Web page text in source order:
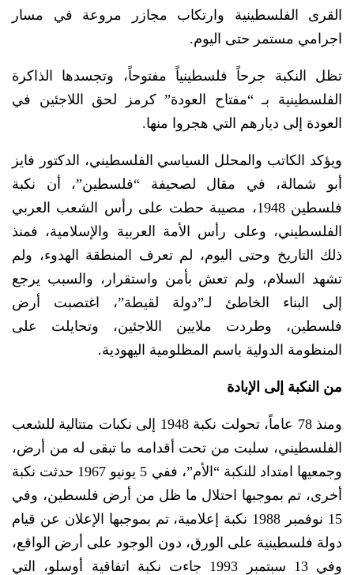
القرى الفلسطينية وارتكاب مجازر مروعة في مسار
اجرامي مستمر حتى اليوم.
تظل النكبة جرحاً فلسطينياً مفتوحاً، وتجسدها الذاكرة
الفلسطينية بـ “مفتاح العودة” كرمز لحق اللاجئين في
العودة إلى ديارهم التي هجروا منها.
ويؤكد الكاتب والمحلل السياسي الفلسطيني، الدكتور فايز
أبو شمالة، في مقال لصحيفة “فلسطين”، أن نكبة
فلسطين 1948، مصيبة حطت على رأس الشعب العربي
الفلسطيني، وعلى رأس الأمة العربية والإسلامية، فمنذ
ذلك التاريخ وحتى اليوم، لم تعرف المنطقة الهدوء، ولم
تشهد السلام، ولم تعش بأمن واستقرار، والسبب يرجع
إلى البناء الخاطئ لـ”دولة لقيطة”، اغتصبت أرض
فلسطين، وطردت ملايين اللاجئين، وتحايلت على
المنظومة الدولية باسم المظلومية اليهودية.
من النكبة إلى الإبادة
ومنذ 78 عاماً، تحولت نكبة 1948 إلى نكبات متتالية للشعب
الفلسطيني، سلبت من تحت أقدامه ما تبقى له من أرض،
وجمعيها امتداد للنكبة “الأم”، ففي 5 يونيو 1967 حدثت نكبة
أخرى، تم بموجبها احتلال ما ظل من أرض فلسطين، وفي
15 نوفمبر 1988 نكبة إعلامية، تم بموجبها الإعلان عن قيام
دولة فلسطينية على الورق، دون الوجود على أرض الواقع،
وفي 13 سبتمبر 1993 جاءت نكبة اتفاقية أوسلو، التي